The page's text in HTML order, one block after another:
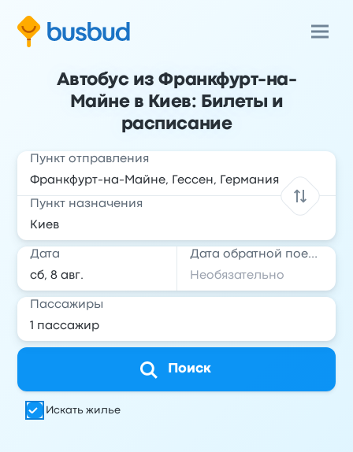
Автобус из Франкфурт-на-
Майне в Киев: Билеты и
расписание
Пункт отправления
Пункт назначения
Дата Дата обратной поездки
Пассажиры
Поиск
Искать жилье